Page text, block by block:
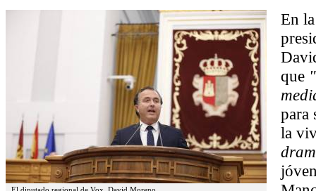
En
que
para
la